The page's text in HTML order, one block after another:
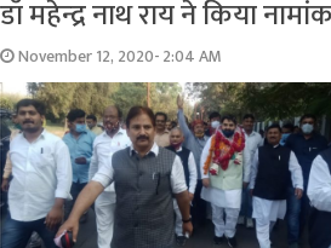
डॉ महेन्‍द्र नाथ राय ने किया
November 12, 2020- 2:04 AM